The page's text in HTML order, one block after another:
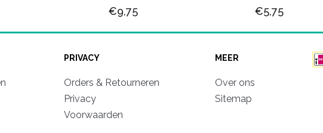
€9,75
€5,75
PRIVACY
Orders & Retourneren
Privacy
Voorwaarden
MEER
Over ons
Sitemap